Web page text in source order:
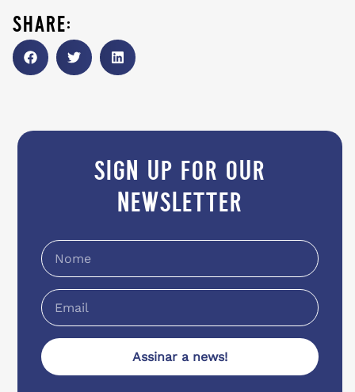
share:
sign up for our
newsletter
Assinar a news!